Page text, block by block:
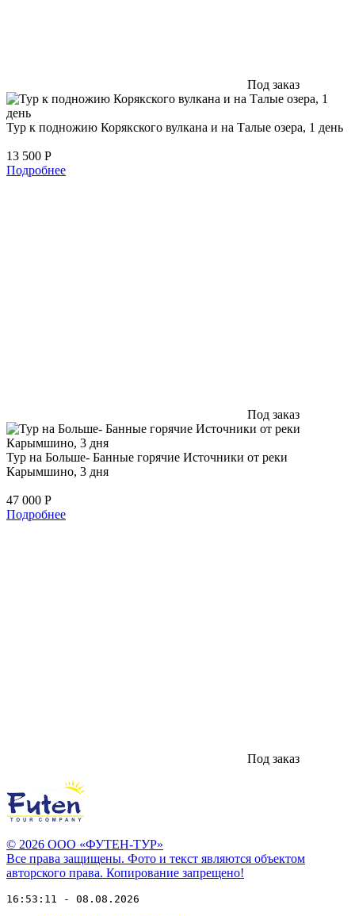
Под заказ
Тур к подножию Корякского вулкана и на Талые озера, 1 день
13 500 Р
Подробнее
Под заказ
Тур на Больше- Банные горячие Источники от реки
Карымшино, 3 дня
47 000 Р
Подробнее
Под заказ
© 2026 ООО «ФУТЕН-ТУР»
Все права защищены. Фото и текст являются объектом
авторского права. Копирование запрещено!
16:53:11 - 08.08.2026